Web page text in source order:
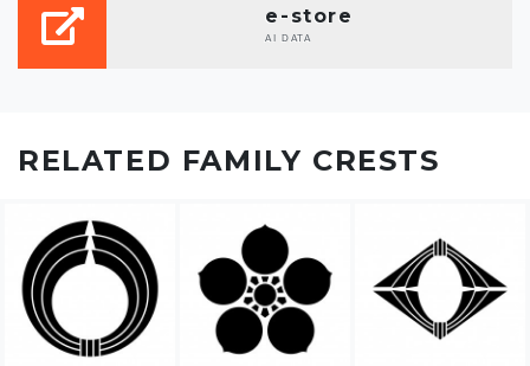
e-store
AI DATA
RELATED FAMILY CRESTS